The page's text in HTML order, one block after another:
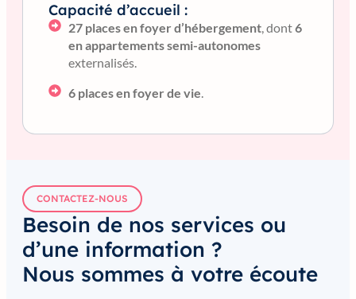
Capacité d’accueil :
27 places en foyer d’hébergement, dont6
en appartements semi-autonomes
externalisés.
6 places en foyer de vie.
CONTACTEZ-NOUS
Besoin de nos services ou
d’une information ?
Nous sommes à votre écoute